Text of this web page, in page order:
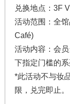
兑换地点：3F
活动范围：全
Café)
活动内容：会
下指定门槛的系
*此活动不与妆
限，兑完即止。